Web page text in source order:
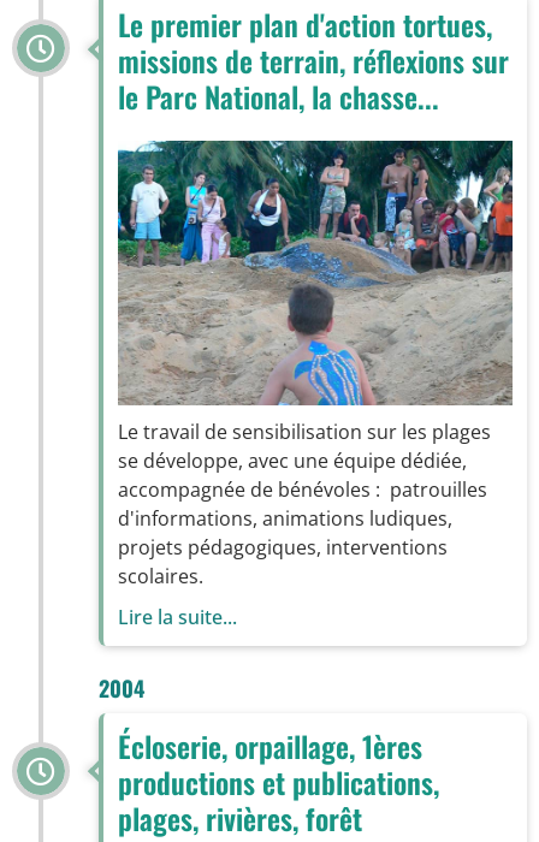
Le premier plan d'action tortues,
missions de terrain, réflexions sur
le Parc National, la chasse...
Le travail de sensibilisation sur les plages
se développe, avec une équipe dédiée,
accompagnée de bénévoles : patrouilles
d'informations, animations ludiques,
projets pédagogiques, interventions
scolaires.
Lire la suite...
2004
Écloserie, orpaillage, 1ères
productions et publications,
plages, rivières, forêt